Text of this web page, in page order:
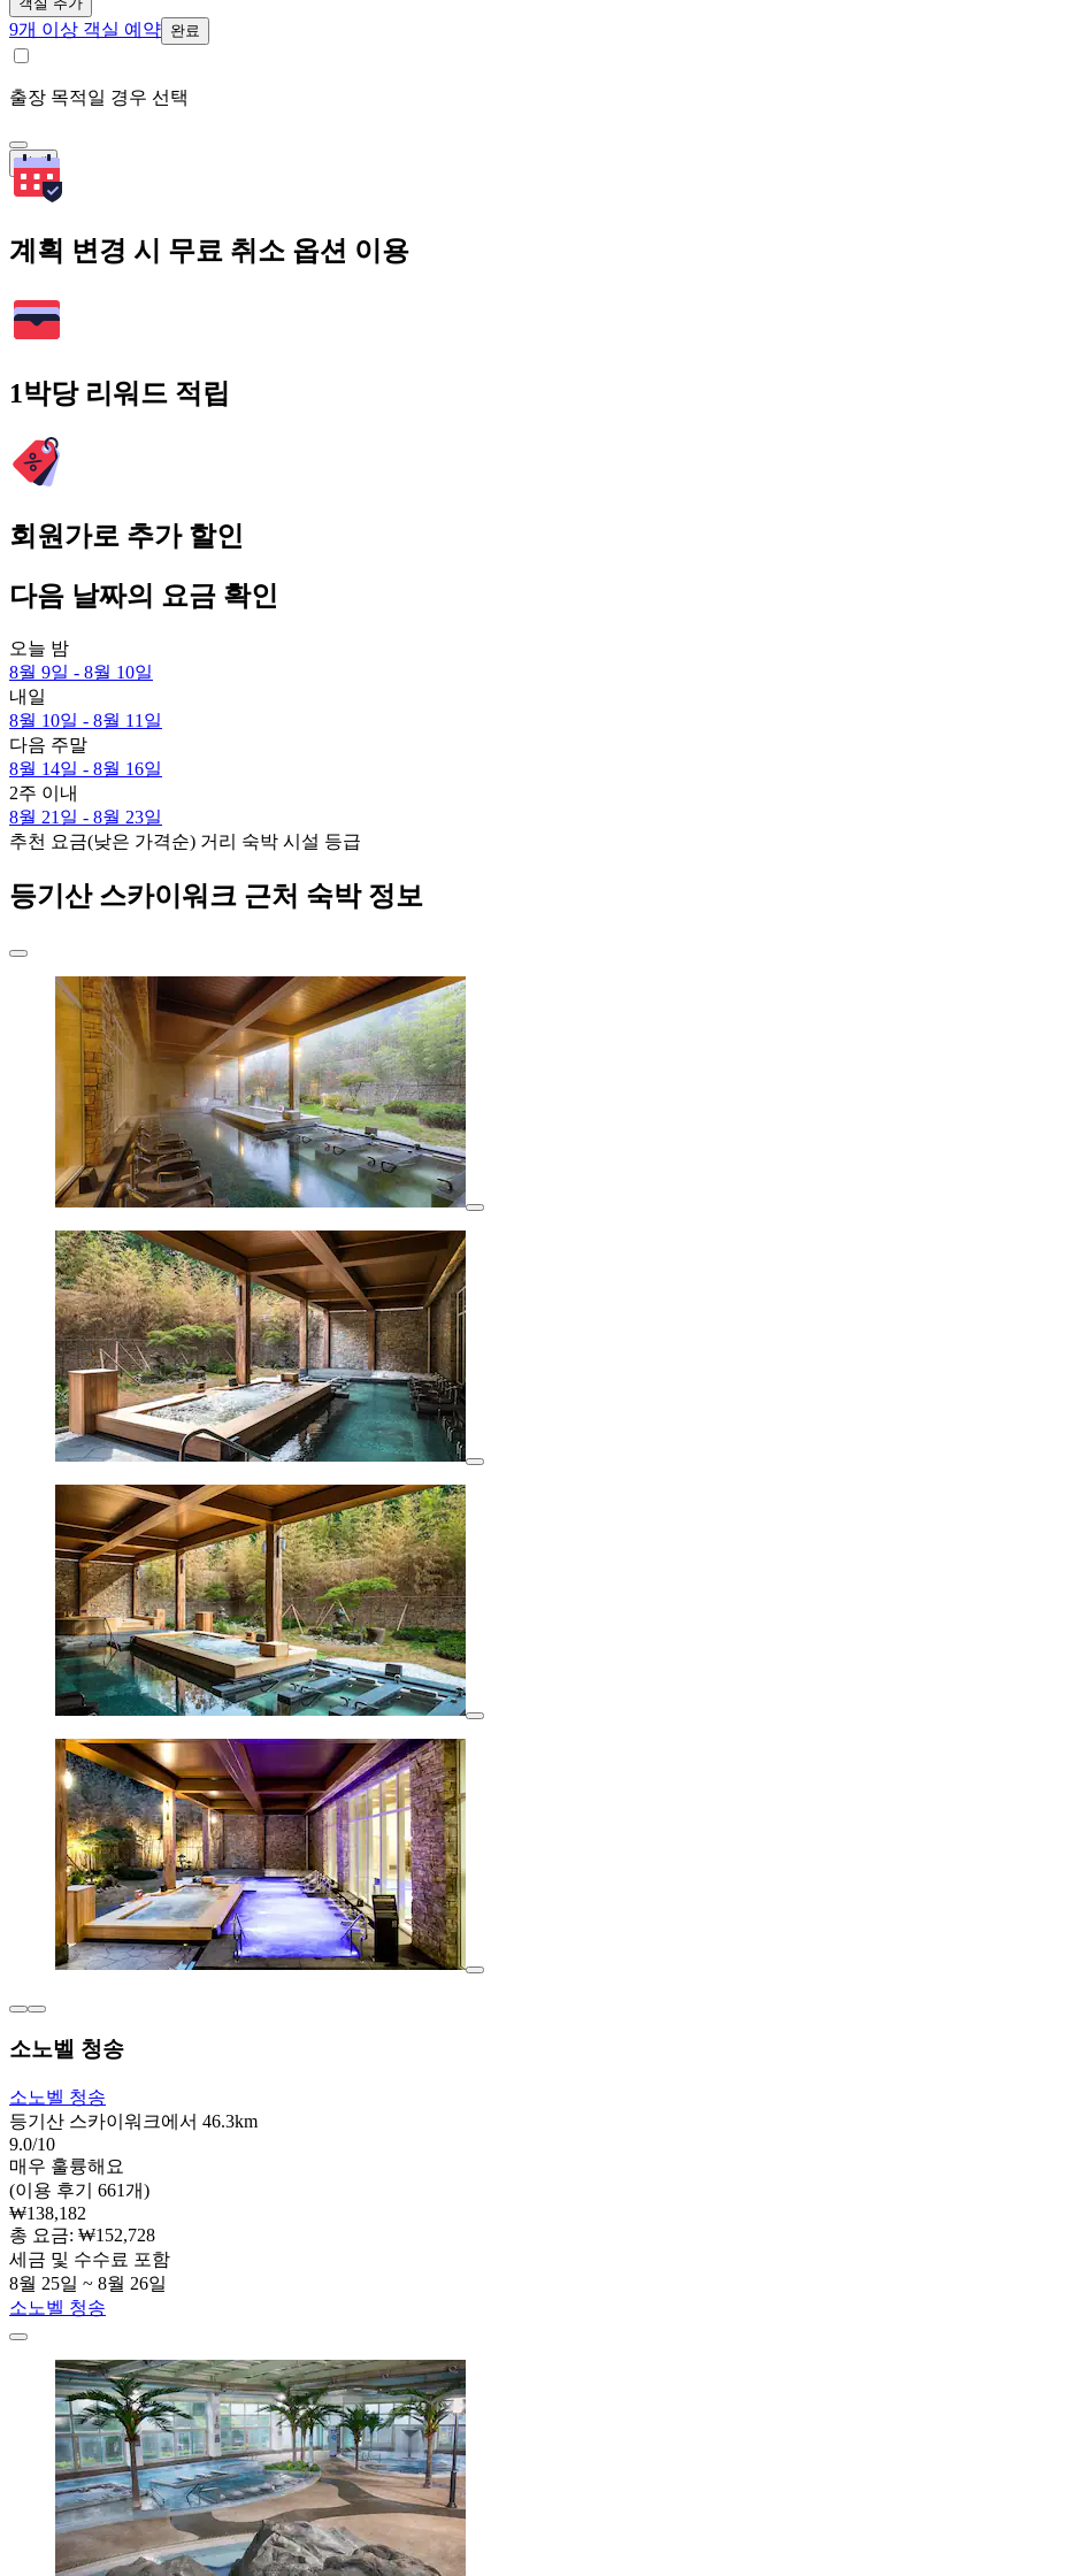
9개 이상 객실 예약 완료
출장 목적일 경우 선택
검색
계획 변경 시 무료 취소 옵션 이용
1박당 리워드 적립
회원가로 추가 할인
다음 날짜의 요금 확인
오늘 밤
8월 9일 - 8월 10일
내일
8월 10일 - 8월 11일
다음 주말
8월 14일 - 8월 16일
2주 이내
8월 21일 - 8월 23일
추천 요금(낮은 가격순) 거리 숙박 시설 등급
등기산 스카이워크 근처 숙박 정보
소노벨 청송
소노벨 청송
등기산 스카이워크에서 46.3km
9.0/10
매우 훌륭해요
(이용 후기 661개)
₩138,182
총 요금: ₩152,728
세금 및 수수료 포함
8월 25일 ~ 8월 26일
소노벨 청송